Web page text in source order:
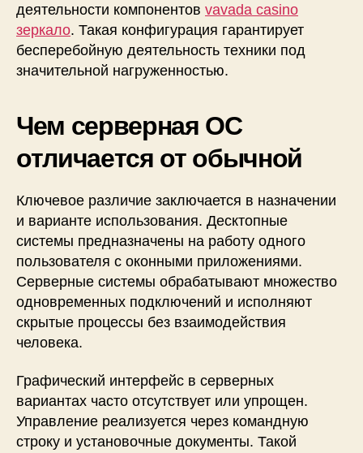
деятельности компонентов vavada casino
зеркало. Такая конфигурация гарантирует
бесперебойную деятельность техники под
значительной нагруженностью.
Чем серверная ОС
отличается от обычной
Ключевое различие заключается в назначении
и варианте использования. Десктопные
системы предназначены на работу одного
пользователя с оконными приложениями.
Серверные системы обрабатывают множество
одновременных подключений и исполняют
скрытые процессы без взаимодействия
человека.
Графический интерфейс в серверных
вариантах часто отсутствует или упрощен.
Управление реализуется через командную
строку и установочные документы. Такой